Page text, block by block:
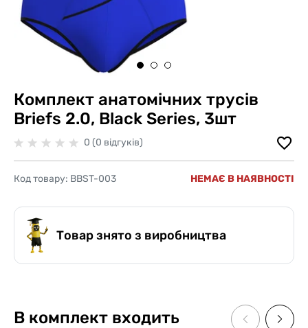
Комплект анатомічних трусів
Briefs 2.0, Black Series, 3шт
0 (0 відгуків)
Код товару: BBST-003 НЕМАЄ В НАЯВНОСТІ
Товар знято з виробництва
В комплект входить